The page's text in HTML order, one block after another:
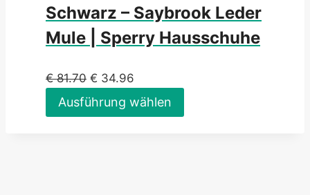
Schwarz – Saybrook Leder
Mule | Sperry Hausschuhe
€81.70 € 34.96
Ausführung wählen